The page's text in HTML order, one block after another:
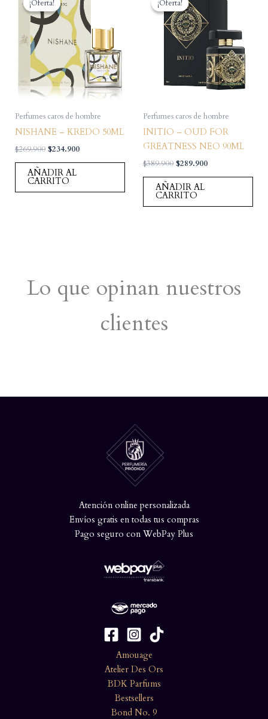
¡Oferta!
¡Oferta!
Perfumes caros de hombre
NISHANE – KREDO 50ML
$269.900 El
original
era:
$269.900.
$234.900El
$234.900.
AÑADIR AL
CARRITO
¡Oferta!
¡Oferta!
Perfumes caros de hombre
INITIO – OUD FOR
GREATNESS NEO 90ML
$389.900 El
original
era:
$389.900.
$289.900El
$289.900.
AÑADIR AL
CARRITO
Lo que opinan nuestros
clientes
Atención online personalizada
Envíos gratis en todas tus compras
Pago seguro con WebPay Plus
Amouage
Atelier Des Ors
BDK Parfums
Bestsellers
Bond No. 9